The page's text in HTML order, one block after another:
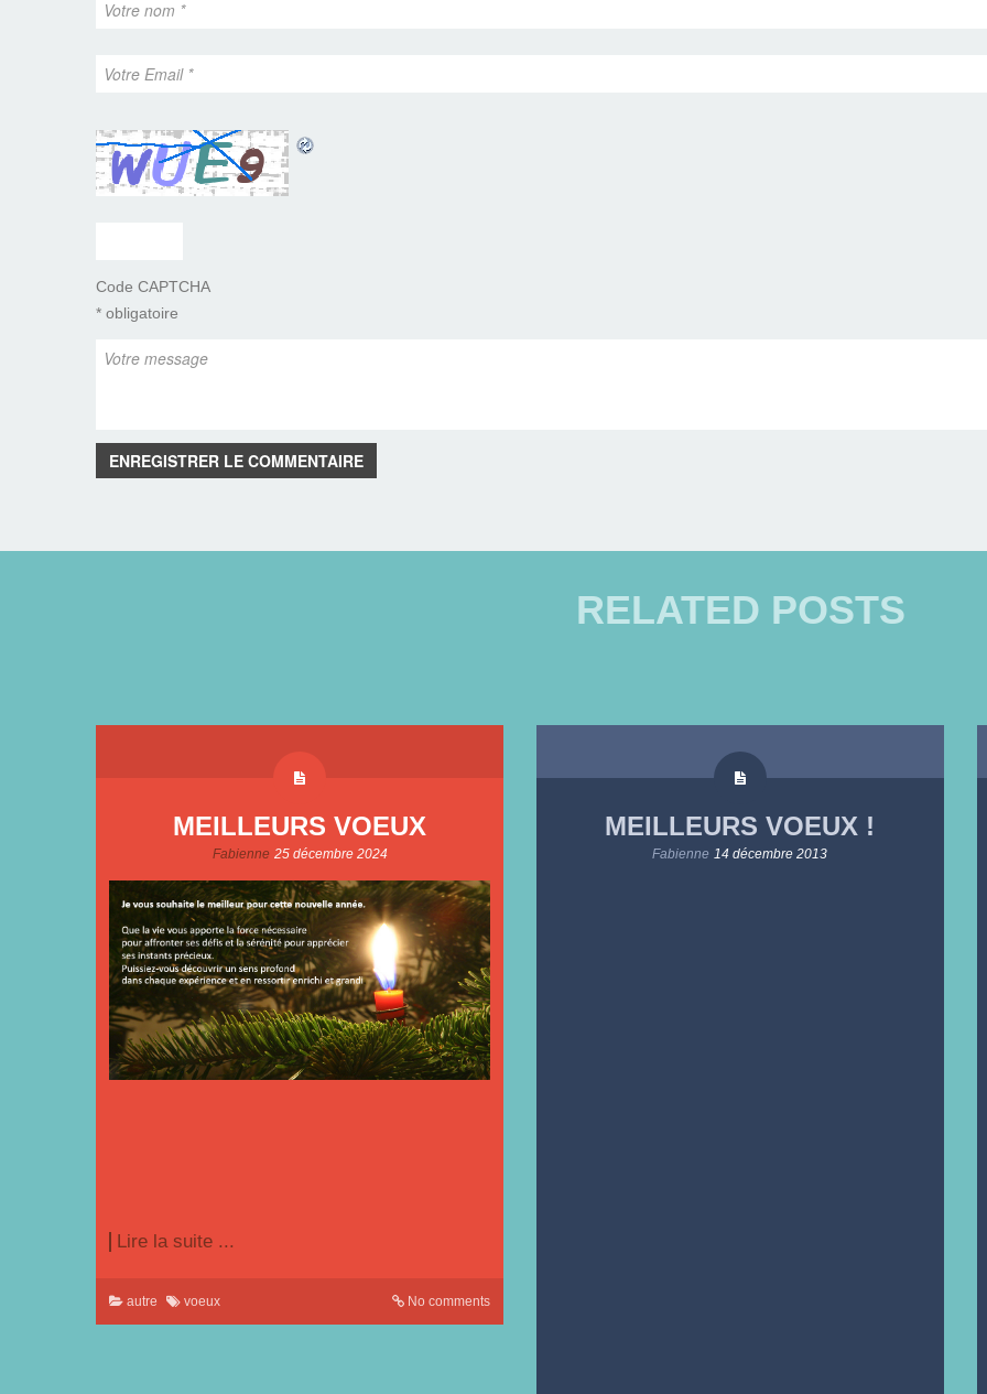
Code CAPTCHA
* obligatoire
ENREGISTRER LE COMMENTAIRE
RELATED POSTS
MEILLEURS VOEUX
Fabienne 25 décembre 2024
Lire la suite ...
autre voeux No comments
MEILLEURS VOEUX !
Fabienne 14 décembre 2013